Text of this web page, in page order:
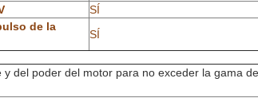
SÍ
de la
SÍ
del poder del motor para no exceder la gama